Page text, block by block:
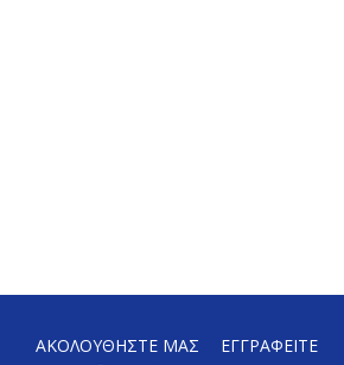
ΑΚΟΛΟΥΘΗΣΤΕ ΜΑΣ ΕΓΓΡΑΦΕΙΤΕ